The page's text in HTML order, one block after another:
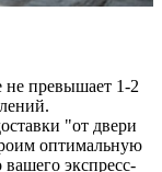
не превышает 1-2
"от двери
оптимальную
экспресс-